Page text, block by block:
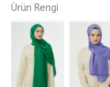
Ürün Rengi